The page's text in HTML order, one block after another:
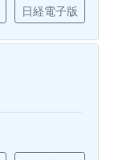
日経電子版